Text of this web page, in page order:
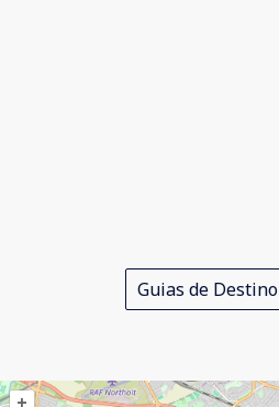
Guias de Destino